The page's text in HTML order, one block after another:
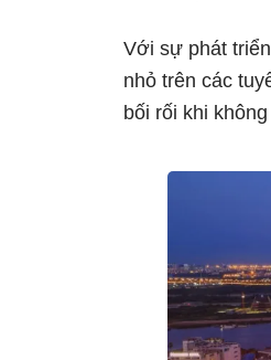
Với sự phát
nhỏ trên các
bối rối khi